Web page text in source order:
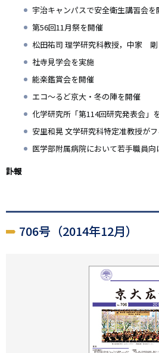
宇治キャンパスで安全衛生講習会を
第56回11月祭を開催
松田祐司 理学研究科教授，中家
社寺見学会を実施
能楽鑑賞会を開催
エコ～るど京大・冬の陣を開催
化学研究所「第114回研究発表会」
安里和晃 文学研究科特定准教授が
医学部附属病院において若手職員
訃報
706号（2014年12月）